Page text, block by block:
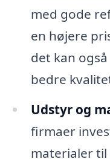
med gode
en højere
det kan
bedre
Udstyr og
firmaer
materialer til